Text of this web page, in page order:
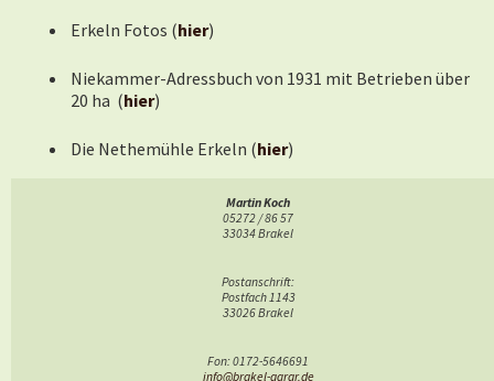
Erkeln Fotos (hier)
Niekammer-Adressbuch von 1931 mit Betrieben über
20 ha (hier)
Die Nethemühle Erkeln (hier)
Die große Flurbereinigung 1972 zum Bau der B 64 neu
Die Schlammlawine vom Okt. 2019 (
Die Landwehr von Brqakel, eine Wallanalge mit
Martin Koch
05272 / 86 57
33034 Brakel
Postanschrift:
Postfach 1143
33026 Brakel
Fon: 0172-5646691
info@brakel-agrar.de